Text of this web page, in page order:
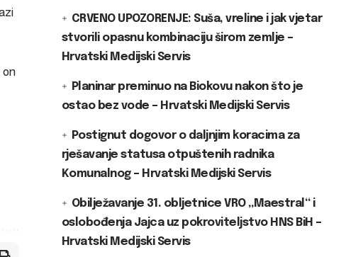
on
CRVENO UPOZORENJE: Suša, vreline i jak vjetar
stvorili opasnu kombinaciju širom zemlje –
Hrvatski Medijski Servis
Planinar preminuo na Biokovu nakon što je
ostao bez vode – Hrvatski Medijski Servis
Postignut dogovor o daljnjim koracima za
rješavanje statusa otpuštenih radnika
Komunalnog – Hrvatski Medijski Servis
Obilježavanje 31. obljetnice VRO „Maestral“ i
oslobođenja Jajca uz pokroviteljstvo HNS BiH –
Hrvatski Medijski Servis